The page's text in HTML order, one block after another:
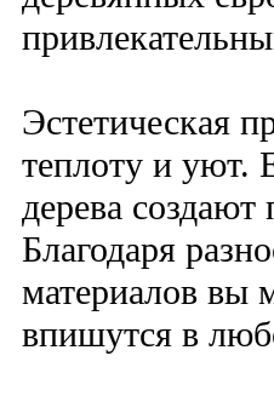
Эстетическая
теплоту и уют.
дерева
Благодаря
материалов вы
впишутся в